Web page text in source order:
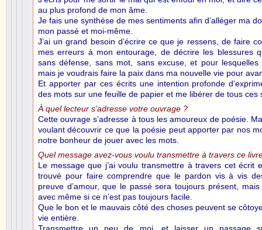
au plus profond de mon âme.
Je fais une synthèse de mes sentiments afin d’alléger ma
mon passé et moi-même.
J’ai un grand besoin d’écrire ce que je ressens, de faire
mes erreurs à mon entourage, de décrire les blessures
sans défense, sans mot, sans excuse, et pour lesquelles
mais je voudrais faire la paix dans ma nouvelle vie pour
Et apporter par ces écrits une intention profonde
des mots sur une feuille de papier et me libérer de tous ces
À quel lecteur s’adresse votre ouvrage ?
Cette ouvrage s’adresse à tous les amoureux de poésie.
voulant découvrir ce que la poésie peut apporter par nos
notre bonheur de jouer avec les mots.
Quel message avez-vous voulu transmettre à travers ce
Le message que j’ai voulu transmettre à travers cet écrit
trouvé pour faire comprendre que le pardon vis à vis
preuve d’amour, que le passé sera toujours présent,
avec même si ce n’est pas toujours facile.
Que le bon et le mauvais côté des choses peuvent se
vie entière.